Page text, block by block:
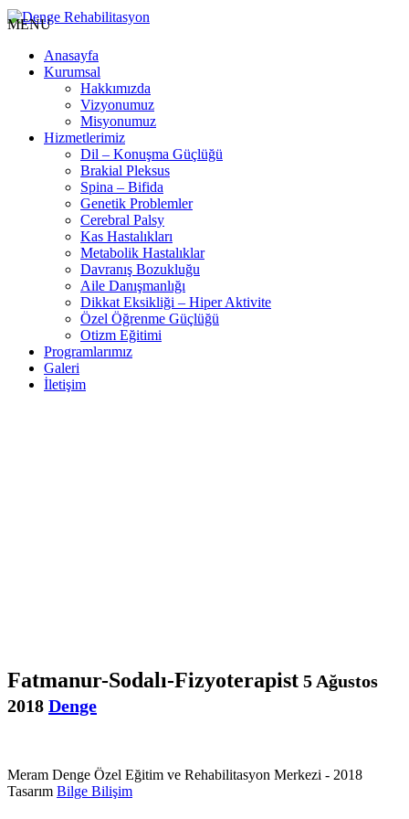
MENU
Anasayfa
Kurumsal
Hakkımızda
Vizyonumuz
Misyonumuz
Hizmetlerimiz
Dil – Konuşma Güçlüğü
Brakial Pleksus
Spina – Bifida
Genetik Problemler
Cerebral Palsy
Kas Hastalıkları
Metabolik Hastalıklar
Davranış Bozukluğu
Aile Danışmanlığı
Dikkat Eksikliği – Hiper Aktivite
Özel Öğrenme Güçlüğü
Otizm Eğitimi
Programlarımız
Galeri
İletişim
Fatmanur-Sodalı-Fizyoterapist 5 Ağustos
2018 Denge
Meram Denge Özel Eğitim ve Rehabilitasyon Merkezi - 2018
Tasarım Bilge Bilişim